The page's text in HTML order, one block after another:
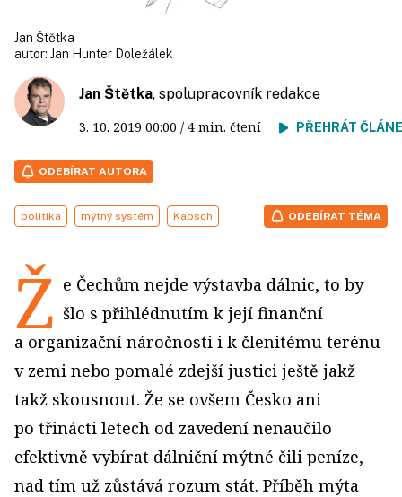
Jan Štětka
autor: Jan Hunter Doležálek
Jan Štětka, spolupracovník redakce
3. 10. 2019 00:00 / 4 min. čtení PŘEHRÁT
ODEBÍRAT AUTORA
politika mýtný systém Kapsch ODEBÍRAT TÉMA
Ž e Čechům nejde výstavba dálnic, to by
šlo s přihlédnutím k její finanční
a organizační náročnosti i k členitému terénu
v zemi nebo pomalé zdejší justici ještě jakž
takž skousnout. Že se ovšem Česko ani
po třinácti letech od zavedení nenaučilo
efektivně vybírat dálniční mýtné čili peníze,
nad tím už zůstává rozum stát. Příběh mýta